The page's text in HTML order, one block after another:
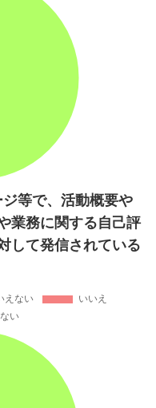
等で、活動概要や
業務に関する自己評
して発信されている